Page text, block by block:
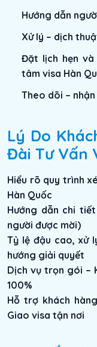
Hướng dẫn
Xử lý – dịch
Đặt lịch hẹn và
tâm visa Hàn
Theo dõi –
Lý Do
Đài Tư Vấn
Hiểu rõ quy trình
Hàn Quốc
Hướng dẫn chi
người được mời)
Tỷ lệ đậu cao, xử
hướng giải quyết
Dịch vụ trọn gói –
100%
Hỗ trợ khách
Giao visa tận nơi